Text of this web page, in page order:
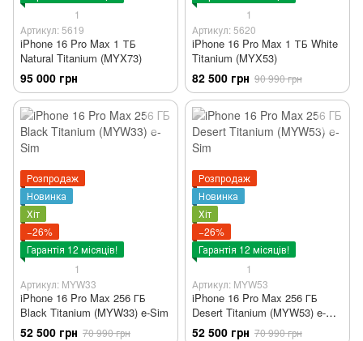
1
Артикул: 5619
iPhone 16 Pro Max 1 ТБ
Natural Titanium (MYX73)
95 000 грн
1
Артикул: 5620
iPhone 16 Pro Max 1 ТБ White
Titanium (MYX53)
82 500 грн 90 990 грн
Розпродаж
Новинка
Хіт
−26%
Гарантія 12 місяців!
1
Артикул: MYW33
iPhone 16 Pro Max 256 ГБ
Black Titanium (MYW33) e-Sim
52 500 грн 70 990 грн
Розпродаж
Новинка
Хіт
−26%
Гарантія 12 місяців!
1
Артикул: MYW53
iPhone 16 Pro Max 256 ГБ
Desert Titanium (MYW53) e-
Sim
52 500 грн 70 990 грн